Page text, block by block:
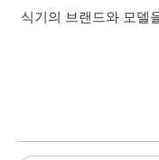
식기의 브랜드와 모델